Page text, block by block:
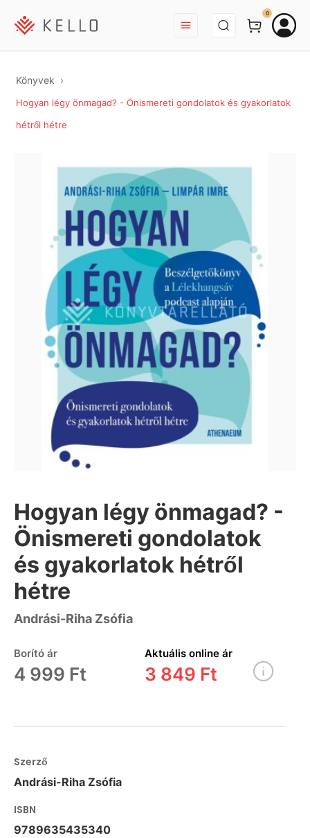
BEJELENTKEZÉS
0
Könyvek
Hogyan légy önmagad? - Önismereti gondolatok és gyakorlatok
hétről hétre
Hogyan légy önmagad? -
Önismereti gondolatok
és gyakorlatok hétről
hétre
Andrási-Riha Zsófia
Borító ár
4 999 Ft
Aktuális online ár
3 849 Ft
Szerző
Andrási-Riha Zsófia
ISBN
9789635435340